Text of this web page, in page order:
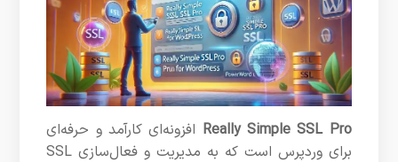
Really Simple SSL Pro افزونه‌ای کارآمد و حرفه‌ای
برای وردپرس است که به مدیریت و فعال‌سازی SSL